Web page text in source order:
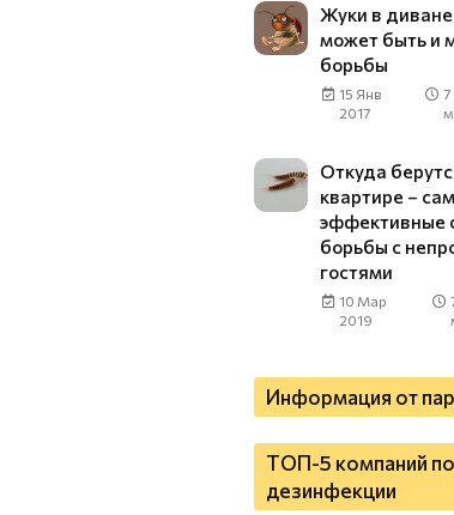
ТОП-5 компаний по
дезинфекции
Жуки в
может быть и
борьбы
15 Янв
2017
7
Откуда
квартире –
эффективные
борьбы с
гостями
10 Мар
2019
Информация от